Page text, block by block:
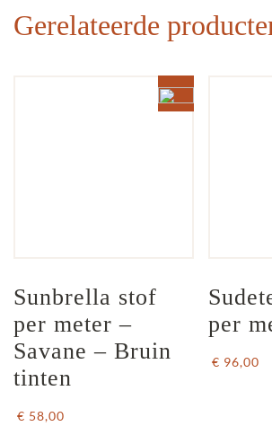
Gerelateerde
Sunbrella stof
per meter –
Savane – Bruin
tinten
€ 58,00
per
€ 96,00